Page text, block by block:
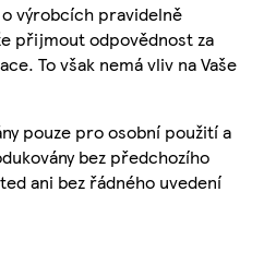
výrobcích pravidelně
přijmout odpovědnost za
To však nemá vliv na Vaše
pouze pro osobní použití a
bez předchozího
ani bez řádného uvedení